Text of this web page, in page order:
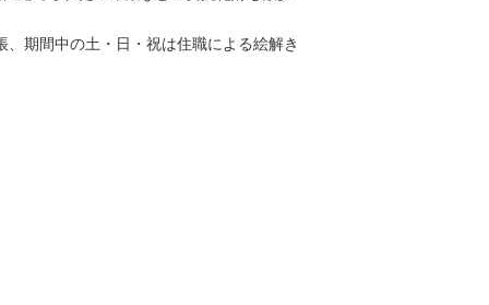
期間中の土・日・祝は住職による絵解き